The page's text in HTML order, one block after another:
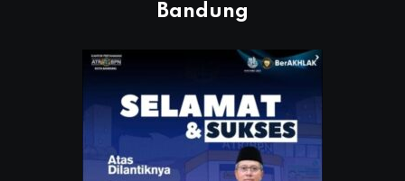
Bandung